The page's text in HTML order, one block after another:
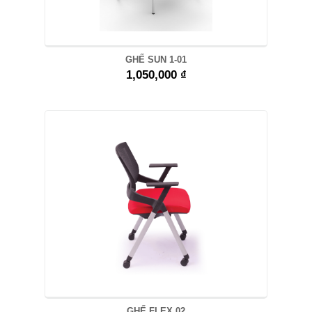
GHẾ SUN 1-01
1,050,000 ₫